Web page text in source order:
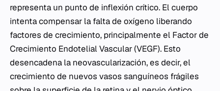
representa un punto de inflexión crítico. El cuerpo
intenta compensar la falta de oxígeno liberando
factores de crecimiento, principalmente el Factor de
Crecimiento Endotelial Vascular (VEGF). Esto
desencadena la neovascularización, es decir, el
crecimiento de nuevos vasos sanguíneos frágiles